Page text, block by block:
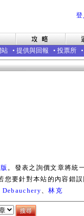
登
站 • 提供與回報 • 投票所 •
。發表之詢價文章將統
您要針對本站的內容錯
Debauchery、林克